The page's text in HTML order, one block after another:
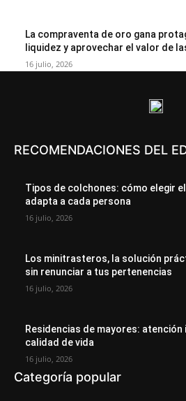
La compraventa de oro gana
liquidez y aprovechar el valor de
16 julio, 2026
RECOMENDACIONES DEL
Tipos de colchones: cómo elegir
adapta a cada persona
16 julio, 2026
Los minitrasteros, la solución
sin renunciar a tus pertenencias
16 julio, 2026
Residencias de mayores:
calidad de vida
16 julio, 2026
Categoría popular